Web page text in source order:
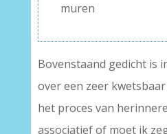
muren
Bovenstaand gedicht is
over een zeer
het proces van
associatief of moet ik